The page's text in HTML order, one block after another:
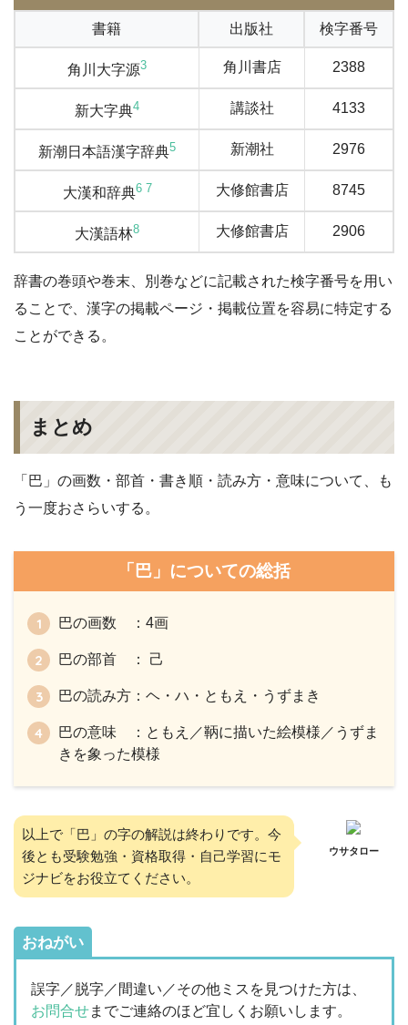
書籍 出版社 検字番号
角川大字源3 角川書店 2388
新大字典4 講談社 4133
新潮日本語漢字辞典5 新潮社 2976
大漢和辞典6 7 大修館書店 8745
大漢語林8 大修館書店 2906
辞書の巻頭や巻末、別巻などに記載された検字番号を用い
ることで、漢字の掲載ページ・掲載位置を容易に特定する
ことができる。
まとめ
「巴」の画数・部首・書き順・読み方・意味について、も
う一度おさらいする。
「巴」についての総括
巴の画数 ：4画
巴の部首 ： 己
巴の読み方：ヘ・ハ・ともえ・うずまき
巴の意味 ：ともえ／鞆に描いた絵模様／うずま
きを象った模様
以上で「巴」の字の解説は終わりです。今
後とも受験勉強・資格取得・自己学習にモ
ジナビをお役立てください。
ウサタロー
おねがい
誤字／脱字／間違い／その他ミスを見つけた方は、
お問合せまでご連絡のほど宜しくお願いします。